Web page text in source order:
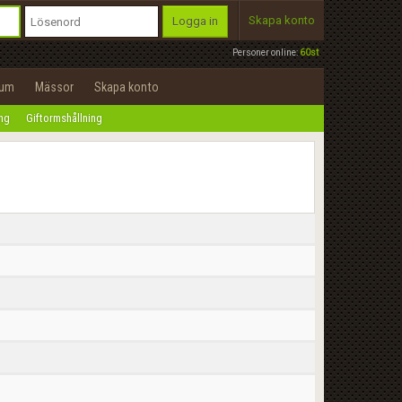
Personer online:60st
Logga in Skapa konto
Mässor Skapa konto
Giftormshållning